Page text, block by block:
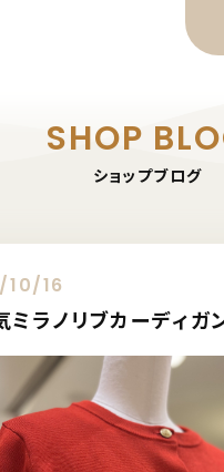
SHOP
ショップブログ
16
ミラノリブカーディガ